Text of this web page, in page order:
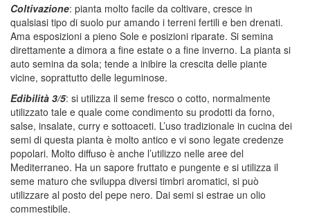
Coltivazione: pianta molto facile da coltivare, cresce in
qualsiasi tipo di suolo pur amando i terreni fertili e ben drenati.
Ama esposizioni a pieno Sole e posizioni riparate. Si semina
direttamente a dimora a fine estate o a fine inverno. La pianta si
auto semina da sola; tende a inibire la crescita delle piante
vicine, soprattutto delle leguminose.
Edibilità 3/5: si utilizza il seme fresco o cotto, normalmente
utilizzato tale e quale come condimento su prodotti da forno,
salse, insalate, curry e sottoaceti. L’uso tradizionale in cucina dei
semi di questa pianta è molto antico e vi sono legate credenze
popolari. Molto diffuso è anche l’utilizzo nelle aree del
Mediterraneo. Ha un sapore fruttato e pungente e si utilizza il
seme maturo che sviluppa diversi timbri aromatici, si può
utilizzare al posto del pepe nero. Dai semi si estrae un olio
commestibile.